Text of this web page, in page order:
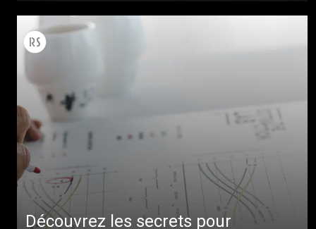
Découvrez les secrets pour